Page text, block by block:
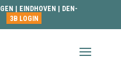
EINDHOVEN
DEN-
3B LOGIN